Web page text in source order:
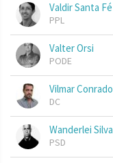
Valdir Santa Fé
PPL
Valter Orsi
PODE
Vilmar Conrado
DC
Wanderlei Silva
PSD